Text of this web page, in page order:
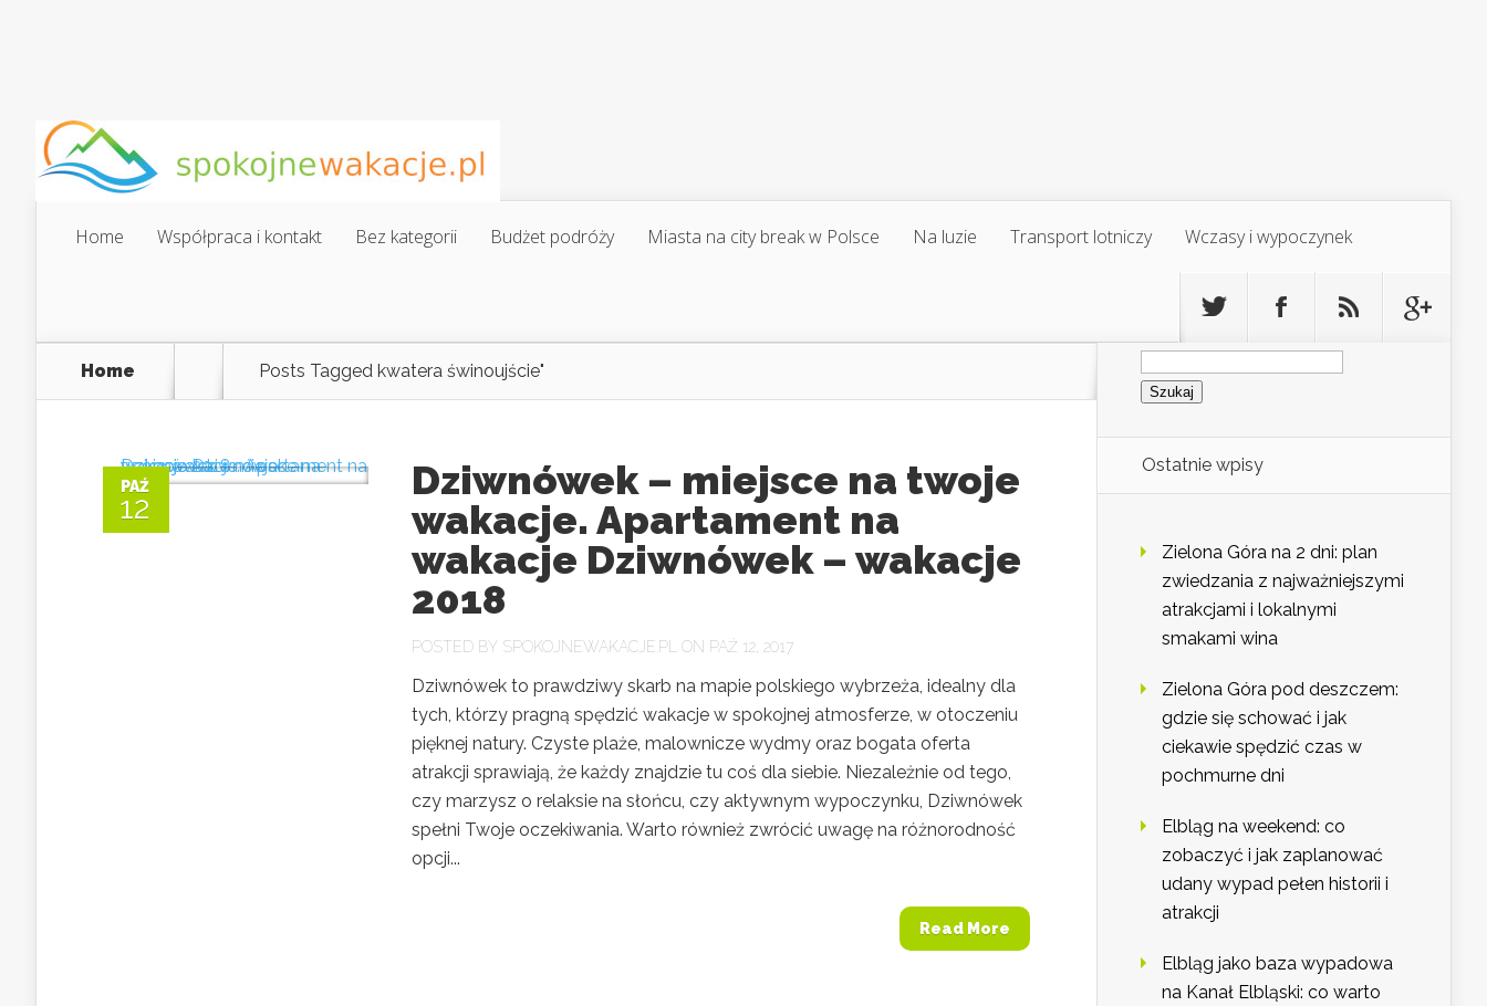
Home Współpraca i kontakt Bez kategorii Budżet podróży Miasta na city break w Polsce Na luzie Transport lotniczy Wczasy i wypoczynek
Home Posts Tagged kwatera świnoujście"
PAŹ
12
Dziwnówek – miejsce na twoje
wakacje. Apartament na
wakacje Dziwnówek – wakacje
2018
POSTED BY SPOKOJNEWAKACJE.PL ON PAŹ 12, 2017
Dziwnówek to prawdziwy skarb na mapie polskiego wybrzeża, idealny dla
tych, którzy pragną spędzić wakacje w spokojnej atmosferze, w otoczeniu
pięknej natury. Czyste plaże, malownicze wydmy oraz bogata oferta
atrakcji sprawiają, że każdy znajdzie tu coś dla siebie. Niezależnie od tego,
czy marzysz o relaksie na słońcu, czy aktywnym wypoczynku, Dziwnówek
spełni Twoje oczekiwania. Warto również zwrócić uwagę na różnorodność
opcji...
Read More
Szukaj:
Ostatnie wpisy
Zielona Góra na 2 dni: plan
zwiedzania z najważniejszymi
atrakcjami i lokalnymi
smakami wina
Zielona Góra pod deszczem:
gdzie się schować i jak
ciekawie spędzić czas w
pochmurne dni
Elbląg na weekend: co
zobaczyć i jak zaplanować
udany wypad pełen historii i
atrakcji
Elbląg jako baza wypadowa
na Kanał Elbląski: co warto